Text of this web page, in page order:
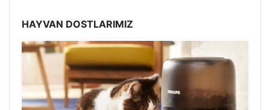
HAYVAN DOSTLARIMIZ